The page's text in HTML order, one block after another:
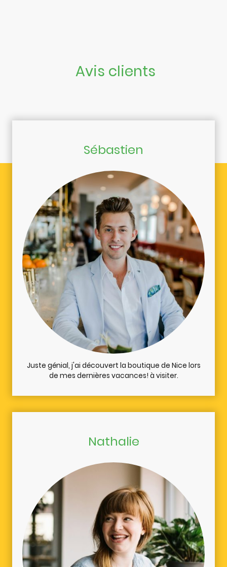
Avis clients
Sébastien
Juste génial, j'ai découvert la boutique de Nice lors
de mes dernières vacances! à visiter.
Nathalie